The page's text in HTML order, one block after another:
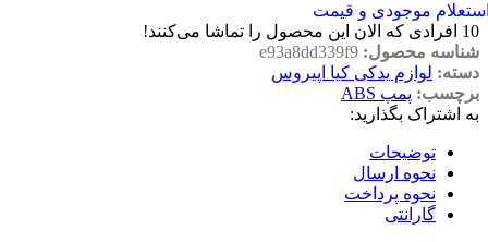
موجودی و قیمت
10 افرادی که الان این محصول را تماشا می‌کنند!
شناسه محصول: e93a8dd339f9
دسته: لوازم یدکی کیا اپیروس
برچسب: پمپ ABS
به اشتراک بگذارید:
توضیحات
نحوه ارسال
نحوه پرداخت
گارانتی